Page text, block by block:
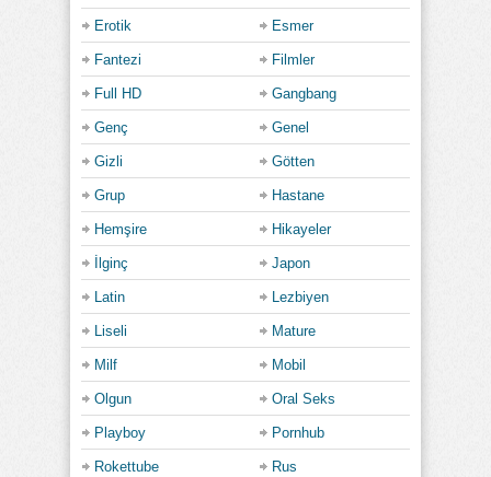
Erotik Esmer
Fantezi Filmler
Full HD Gangbang
Genç Genel
Gizli Götten
Grup Hastane
Hemşire Hikayeler
İlginç Japon
Latin Lezbiyen
Liseli Mature
Milf Mobil
Olgun Oral Seks
Playboy Pornhub
Rokettube Rus